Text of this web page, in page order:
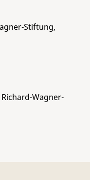
Stiftung,
Wagner-